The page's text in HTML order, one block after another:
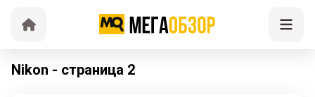
Nikon - страница 2